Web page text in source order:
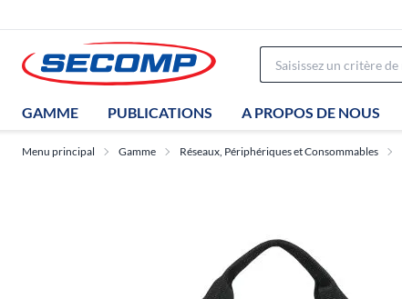
GAMME PUBLICATIONS A PROPOS DE NOUS
Menu principal Gamme Réseaux, Périphériques et Consommables